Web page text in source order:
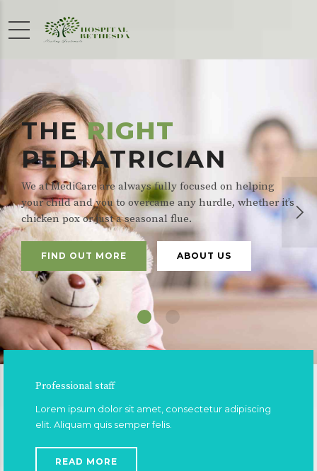
THERIGHT
PEDIATRICIAN
We at MediCare are always fully focused on helping
your child and you to overcame any hurdle, whether it’s
chicken pox or just a seasonal flue.
FIND OUT MORE ABOUT US
Professional staff
Lorem ipsum dolor sit amet, consectetur adipiscing
elit. Aliquam quis semper felis.
READ MORE